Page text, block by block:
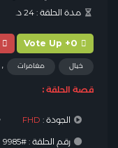
مدة الحلقة :24 د.
Vote Up +0
خيال مغامرات
قصة الحلقة :
الجودة : FHD
رقم الحلقة : #9985